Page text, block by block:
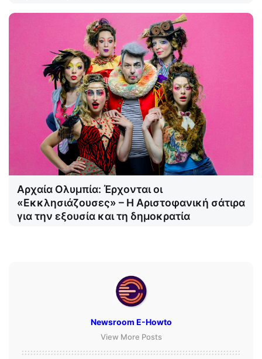
Αρχαία Ολυμπία: Έρχονται οι
«Εκκλησιάζουσες» – Η Αριστοφανική σάτιρα
για την εξουσία και τη δημοκρατία
Newsroom E-Howto
View More Posts